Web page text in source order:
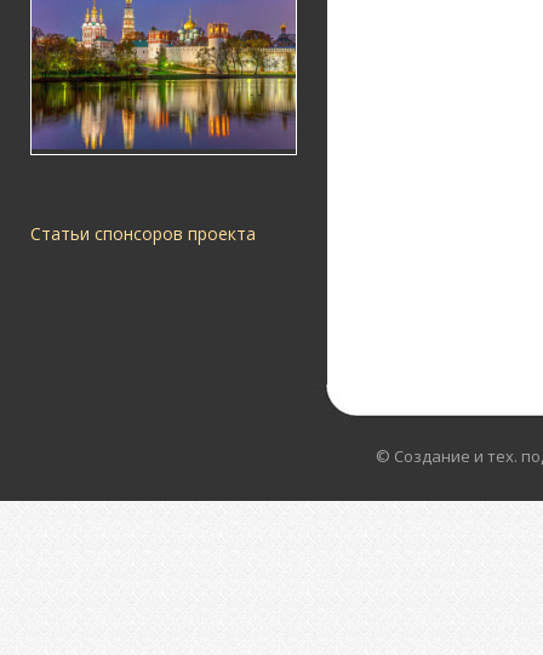
Статьи спонсоров проекта
© Создание и тех.